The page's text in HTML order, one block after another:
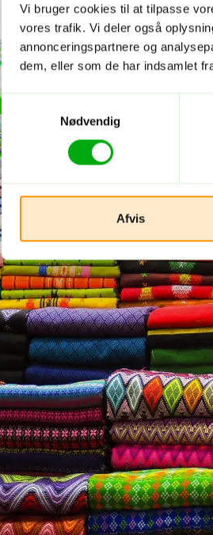
Vi bruger cookies til at tilpasse
vores trafik. Vi deler også
annonceringspartnere og
dem, eller som de har indsamlet
Samtykkevalg
Nødvendig
Afvis